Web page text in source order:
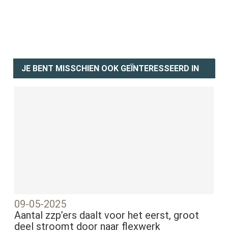
JE BENT MISSCHIEN OOK GEÏNTERESSEERD IN
09-05-2025
Aantal zzp’ers daalt voor het eerst, groot
deel stroomt door naar flexwerk